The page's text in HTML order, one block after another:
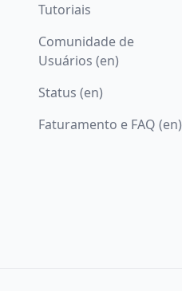
Tutoriais
Comunidade de
Usuários (en)
Status (en)
Faturamento e FAQ (en)